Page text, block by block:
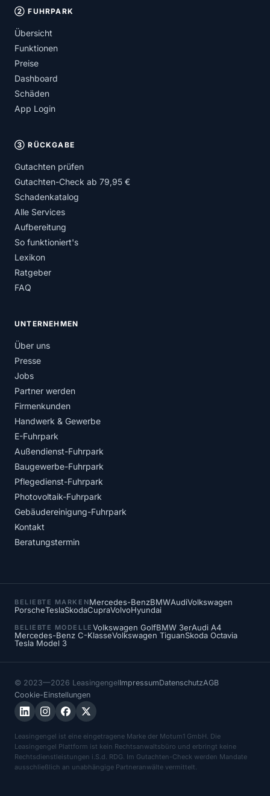
② FUHRPARK
Übersicht
Funktionen
Preise
Dashboard
Schäden
App Login
③ RÜCKGABE
Gutachten prüfen
Gutachten-Check ab 79,95 €
Schadenkatalog
Alle Services
Aufbereitung
So funktioniert's
Lexikon
Ratgeber
FAQ
UNTERNEHMEN
Über uns
Presse
Jobs
Partner werden
Firmenkunden
Handwerk & Gewerbe
E-Fuhrpark
Außendienst-Fuhrpark
Baugewerbe-Fuhrpark
Pflegedienst-Fuhrpark
Photovoltaik-Fuhrpark
Gebäudereinigung-Fuhrpark
Kontakt
Beratungstermin
BELIEBTE MARKENMercedes-BenzBMWAudiVolkswagen
PorscheTeslaSkodaCupraVolvoHyundai
BELIEBTE MODELLE Volkswagen GolfBMW 3erAudi A4
Mercedes-Benz C-KlasseVolkswagen TiguanSkoda Octavia
Tesla Model 3
© 2023—2026 LeasingengelImpressumDatenschutzAGB
Cookie-Einstellungen
Leasingengel ist eine eingetragene Marke der Motum1 GmbH. Die
Leasingengel Plattform ist kein Rechtsanwaltsbüro und erbringt keine
Rechtsdienstleistungen i.S.d. RDG. Im Gutachten-Check werden Mandate
ausschließlich an unabhängige Partneranwälte vermittelt.